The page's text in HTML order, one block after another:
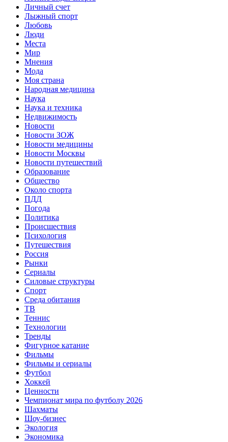
Личный счет
Лыжный спорт
Любовь
Люди
Места
Мир
Мнения
Мода
Моя страна
Народная медицина
Наука
Наука и техника
Недвижимость
Новости
Новости ЗОЖ
Новости медицины
Новости Москвы
Новости путешествий
Образование
Общество
Около спорта
ПДД
Погода
Политика
Происшествия
Психология
Путешествия
Россия
Рынки
Сериалы
Силовые структуры
Спорт
Среда обитания
ТВ
Теннис
Технологии
Тренды
Фигурное катание
Фильмы
Фильмы и сериалы
Футбол
Хоккей
Ценности
Чемпионат мира по футболу 2026
Шахматы
Шоу-бизнес
Экология
Экономика